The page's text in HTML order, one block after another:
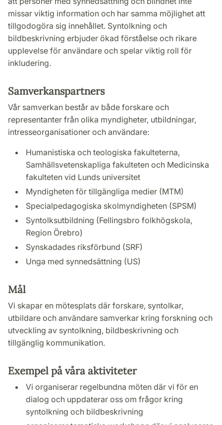
missar viktig information och har samma möjlighet att
tillgodogöra sig innehållet. Syntolkning och
bildbeskrivning erbjuder ökad förståelse och rikare
upplevelse för användare och spelar viktig roll för
inkludering.
Samverkanspartners
Vår samverkan består av både forskare och
representanter från olika myndigheter, utbildningar,
intresseorganisationer och användare:
Humanistiska och teologiska fakulteterna,
Samhällsvetenskapliga fakulteten och Medicinska
fakulteten vid Lunds universitet
Myndigheten för tillgängliga medier (MTM)
Specialpedagogiska skolmyndigheten (SPSM)
Syntolksutbildning (Fellingsbro folkhögskola,
Region Örebro)
Synskadades riksförbund (SRF)
Unga med synnedsättning (US)
Mål
Vi skapar en mötesplats där forskare, syntolkar,
utbildare och användare samverkar kring forskning och
utveckling av syntolkning, bildbeskrivning och
tillgänglig kommunikation.
Exempel på våra aktiviteter
Vi organiserar regelbundna möten där vi för en
dialog och uppdaterar oss om frågor kring
syntolkning och bildbeskrivning